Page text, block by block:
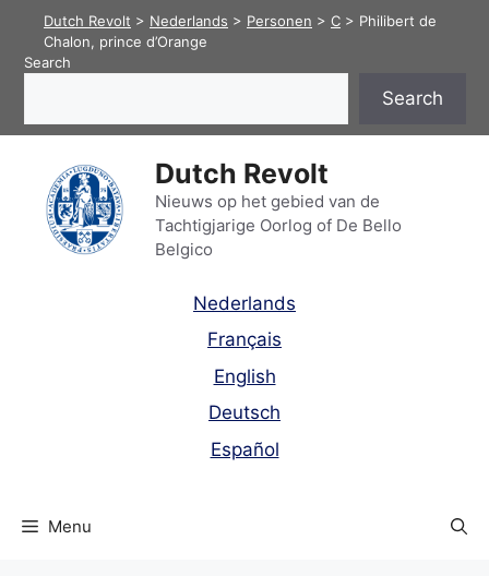
content
Dutch Revolt > Nederlands > Personen > C > Philibert de
Chalon, prince d’Orange
Search
Search
Dutch Revolt
Nieuws op het gebied van de
Tachtigjarige Oorlog of De Bello
Belgico
Nederlands
Français
English
Deutsch
Español
Menu